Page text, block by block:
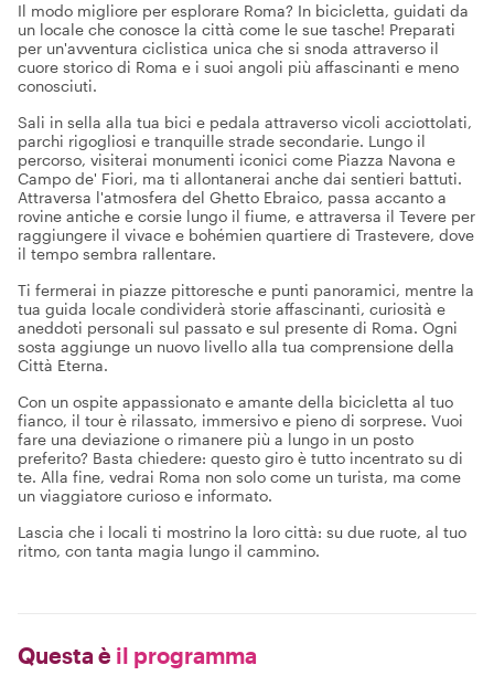
Il modo migliore per esplorare Roma? In bicicletta, guidati da
un locale che conosce la città come le sue tasche! Preparati
per un'avventura ciclistica unica che si snoda attraverso il
cuore storico di Roma e i suoi angoli più affascinanti e meno
conosciuti.
Sali in sella alla tua bici e pedala attraverso vicoli acciottolati,
parchi rigogliosi e tranquille strade secondarie. Lungo il
percorso, visiterai monumenti iconici come Piazza Navona e
Campo de' Fiori, ma ti allontanerai anche dai sentieri battuti.
Attraversa l'atmosfera del Ghetto Ebraico, passa accanto a
rovine antiche e corsie lungo il fiume, e attraversa il Tevere per
raggiungere il vivace e bohémien quartiere di Trastevere, dove
il tempo sembra rallentare.
Ti fermerai in piazze pittoresche e punti panoramici, mentre la
tua guida locale condividerà storie affascinanti, curiosità e
aneddoti personali sul passato e sul presente di Roma. Ogni
sosta aggiunge un nuovo livello alla tua comprensione della
Città Eterna.
Con un ospite appassionato e amante della bicicletta al tuo
fianco, il tour è rilassato, immersivo e pieno di sorprese. Vuoi
fare una deviazione o rimanere più a lungo in un posto
preferito? Basta chiedere: questo giro è tutto incentrato su di
te. Alla fine, vedrai Roma non solo come un turista, ma come
un viaggiatore curioso e informato.
Lascia che i locali ti mostrino la loro città: su due ruote, al tuo
ritmo, con tanta magia lungo il cammino.
Questa è il programma